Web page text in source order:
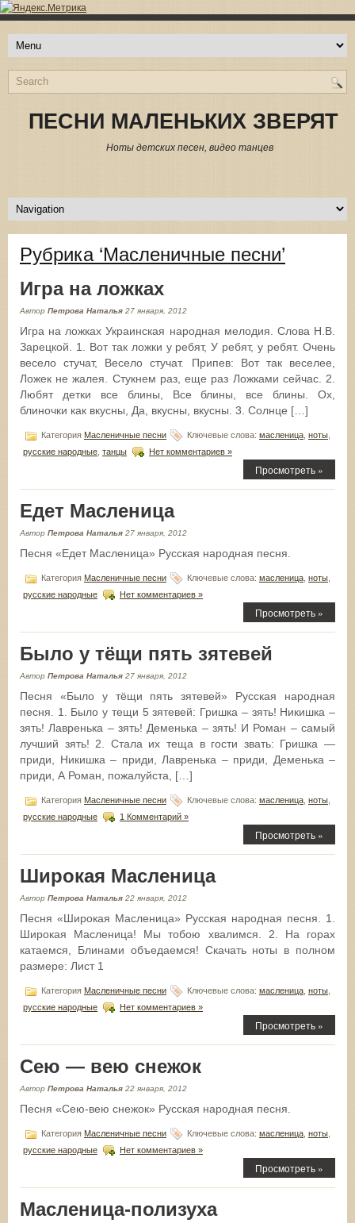
ПЕСНИ МАЛЕНЬКИХ ЗВЕРЯТ
Ноты детских песен, видео танцев
Рубрика ‘Масленичные песни’
Игра на ложках
Автор Петрова Наталья 27 января, 2012
Игра на ложках Украинская народная мелодия. Слова Н.В.
Зарецкой. 1. Вот так ложки у ребят, У ребят, у ребят. Очень
весело стучат, Весело стучат. Припев: Вот так веселее,
Ложек не жалея. Стукнем раз, еще раз Ложками сейчас. 2.
Любят детки все блины, Все блины, все блины. Ох,
блиночки как вкусны, Да, вкусны, вкусны. 3. Солнце […]
Категория Масленичные песни Ключевые слова: масленица ноты
русские народные танцы Нет комментариев »
Просмотреть »
Едет Масленица
Автор Петрова Наталья 27 января, 2012
Песня «Едет Масленица» Русская народная песня.
Категория Масленичные песни Ключевые слова: масленица ноты
русские народные
Нет комментариев »
Просмотреть »
Было у тёщи пять зятевей
Автор Петрова Наталья 27 января, 2012
Песня «Было у тёщи пять зятевей» Русская народная
песня. 1. Было у тещи 5 зятевей: Гришка – зять! Никишка –
зять! Лавренька – зять! Деменька – зять! И Роман – самый
лучший зять! 2. Стала их теща в гости звать: Гришка —
приди, Никишка – приди, Лавренька – приди, Деменька –
приди, А Роман, пожалуйста, […]
Категория Масленичные песни Ключевые слова: масленица ноты
русские народные
1 Комментарий »
Просмотреть »
Широкая Масленица
Автор Петрова Наталья 22 января, 2012
Песня «Широкая Масленица» Русская народная песня. 1.
Широкая Масленица! Мы тобою хвалимся. 2. На горах
катаемся, Блинами объедаемся! Скачать ноты в полном
размере: Лист 1
Категория Масленичные песни Ключевые слова: масленица ноты
русские народные
Нет комментариев »
Просмотреть »
Сею — вею снежок
Автор Петрова Наталья 22 января, 2012
Песня «Сею-вею снежок» Русская народная песня.
Категория Масленичные песни Ключевые слова: масленица ноты
русские народные
Нет комментариев »
Просмотреть »
Масленица-полизуха